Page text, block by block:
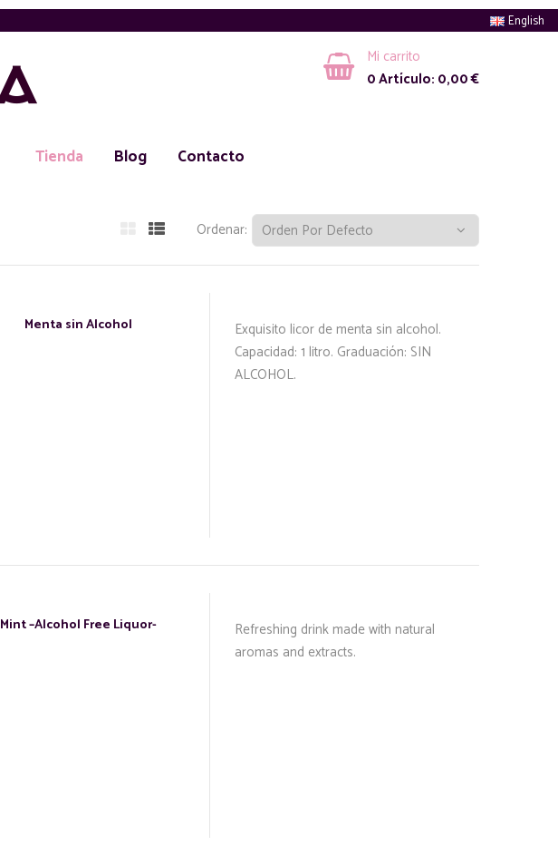
English
Mi carrito
0Artículo: 0,00€
Tienda Blog Contacto
Ordenar:
Menta sin Alcohol
Exquisito licor de menta sin alcohol.
Capacidad: 1 litro. Graduación: SIN
ALCOHOL.
Mint –Alcohol Free Liquor-
Refreshing drink made with natural
aromas and extracts.